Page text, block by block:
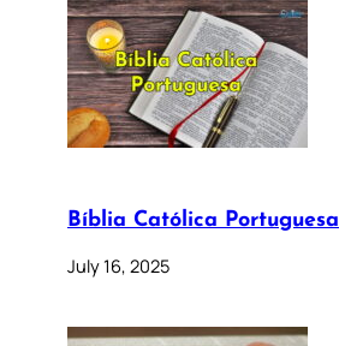
Bíblia Católica Portuguesa
July 16, 2025